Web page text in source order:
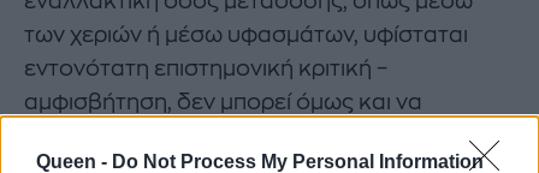
Queen - Do Not Process My Personal Information
των χεριών ή μέσω υφασμάτων, υφίσταται
εντονότατη επιστημονική κριτική –
αμφισβήτηση, δεν μπορεί όμως και να